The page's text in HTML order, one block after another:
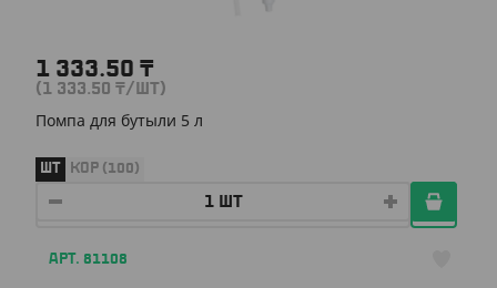
1 333.50 ₸
(1 333.50 ₸/ШТ)
Помпа для бутыли 5 л
ШТ КОР (100)
АРТ. 81108